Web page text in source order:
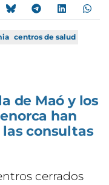
centros de salud
de Maó y los
han
las consultas
cerrados